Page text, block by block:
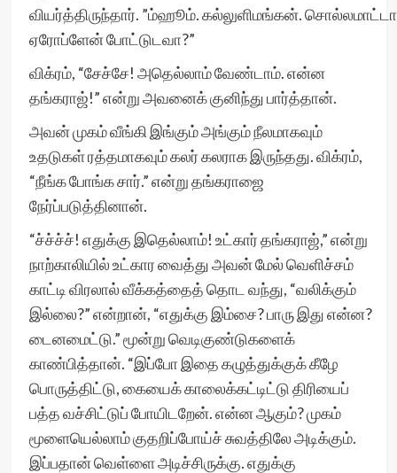
வியர்த்திருந்தார். ”ம்ஹூம். கல்லுளிமங்கன்.
ஏரோப்ளேன் போட்டுடவா?”
விக்ரம், “சேச்சே! அதெல்லாம் வேண்டாம். என்ன
தங்கராஜ்!” என்று அவனைக் குனிந்து பார்த்தான்.
அவன் முகம் வீங்கி இங்கும் அங்கும் நீலமாகவும்
உதடுகள் ரத்தமாகவும் கலர் கலராக இருந்தது. விக்ரம்,
“நீங்க போங்க சார்.” என்று தங்கராஜை
நேர்ப்படுத்தினான்.
“ச்ச்ச்ச்! எதுக்கு இதெல்லாம்! உட்கார் தங்கராஜ்,” என்று
நாற்காலியில் உட்கார வைத்து அவன் மேல் வெளிச்சம்
காட்டி விரலால் வீக்கத்தைத் தொட வந்து, “வலிக்கும்
இல்லை?” என்றான், “எதுக்கு இம்சை? பாரு இது என்ன?
டைனமைட்டு.” மூன்று வெடிகுண்டுகளைக்
காண்பித்தான். “இப்போ இதை கழுத்துக்குக் கீழே
பொருத்திட்டு, கையைக் காலைக்கட்டிட்டு திரியைப்
பத்த வச்சிட்டுப் போயிடறேன். என்ன ஆகும்? முகம்
மூளையெல்லாம் குதறிப்போய்ச் சுவத்திலே அடிக்கும்.
இப்பதான் வெள்ளை அடிச்சிருக்கு. எதுக்கு